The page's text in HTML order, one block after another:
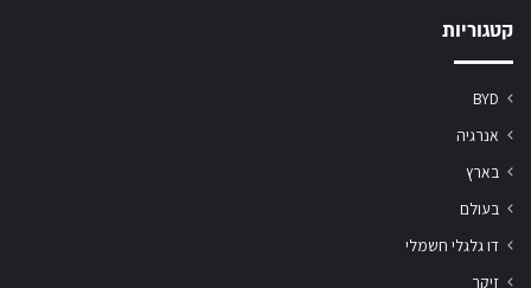
קטגוריות
BYD
אנרגיה
בארץ
בעולם
דו גלגלי חשמלי
זיקר